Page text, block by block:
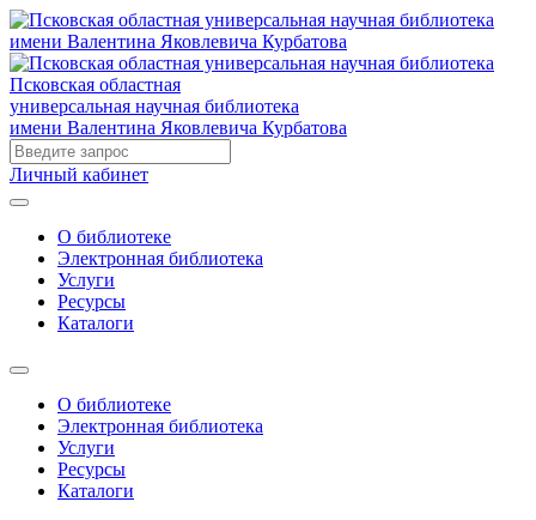
Псковская областная
универсальная научная библиотека
имени Валентина Яковлевича Курбатова
Личный кабинет
О библиотеке
Электронная библиотека
Услуги
Ресурсы
Каталоги
О библиотеке
Электронная библиотека
Услуги
Ресурсы
Каталоги